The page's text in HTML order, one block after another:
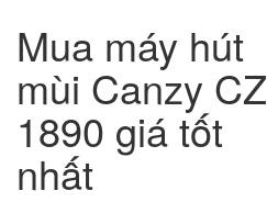
Mua máy hút
mùi Canzy CZ
1890 giá tốt
nhất